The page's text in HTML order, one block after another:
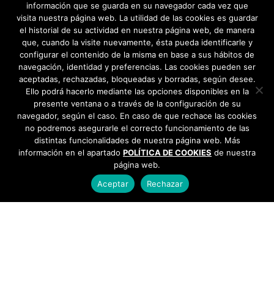
información que se guarda en su navegador cada vez que
visita nuestra página web. La utilidad de las cookies es guardar
el historial de su actividad en nuestra página web, de manera
que, cuando la visite nuevamente, ésta pueda identificarle y
configurar el contenido de la misma en base a sus hábitos de
navegación, identidad y preferencias. Las cookies pueden ser
aceptadas, rechazadas, bloqueadas y borradas, según desee.
Ello podrá hacerlo mediante las opciones disponibles en la
presente ventana o a través de la configuración de su
navegador, según el caso. En caso de que rechace las cookies
no podremos asegurarle el correcto funcionamiento de las
distintas funcionalidades de nuestra página web. Más
información en el apartado POLÍTICA DE COOKIES de nuestra
página web.
Aceptar
Rechazar